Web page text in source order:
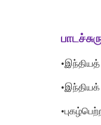
•இந்தியத்